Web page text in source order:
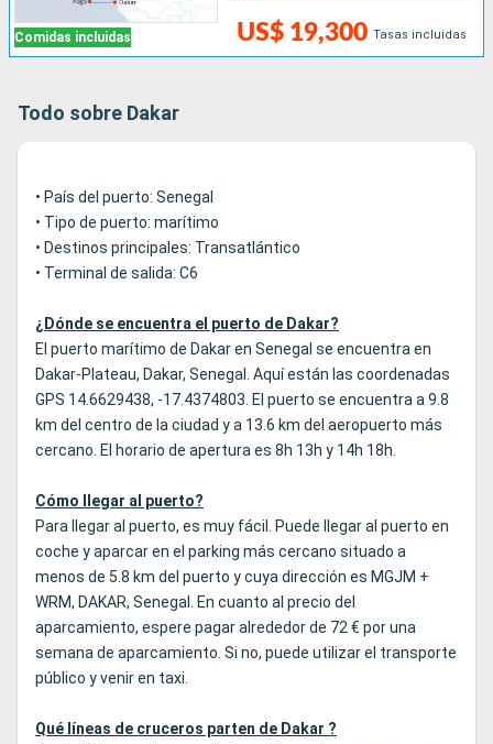
Comidas incluidas US$ 19,300 Tasas incluidas
Todo sobre Dakar
• País del puerto: Senegal
• Tipo de puerto: marítimo
• Destinos principales: Transatlántico
• Terminal de salida: C6
¿Dónde se encuentra el puerto de Dakar?
El puerto marítimo de Dakar en Senegal se encuentra en
Dakar-Plateau, Dakar, Senegal. Aquí están las coordenadas
GPS 14.6629438, -17.4374803. El puerto se encuentra a 9.8
km del centro de la ciudad y a 13.6 km del aeropuerto más
cercano. El horario de apertura es 8h 13h y 14h 18h.
Cómo llegar al puerto?
Para llegar al puerto, es muy fácil. Puede llegar al puerto en
coche y aparcar en el parking más cercano situado a
menos de 5.8 km del puerto y cuya dirección es MGJM +
WRM, DAKAR, Senegal. En cuanto al precio del
aparcamiento, espere pagar alrededor de 72 € por una
semana de aparcamiento. Si no, puede utilizar el transporte
público y venir en taxi.
Qué líneas de cruceros parten de Dakar ?